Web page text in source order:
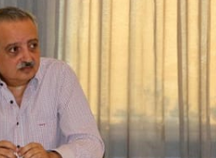
البرامج
جدول البرامج